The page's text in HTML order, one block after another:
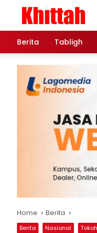
Berita Tabligh
Home Berita
Berita Nasional Tokoh